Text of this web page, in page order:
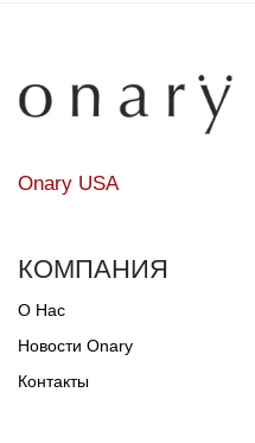
Onary USA
КОМПАНИЯ
О Нас
Новости Onary
Контакты